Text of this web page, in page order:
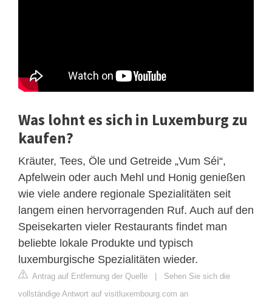
Was lohnt es sich in Luxemburg zu
kaufen?
Kräuter, Tees, Öle und Getreide „Vum Séi“,
Apfelwein oder auch Mehl und Honig genießen
wie viele andere regionale Spezialitäten seit
langem einen hervorragenden Ruf. Auch auf den
Speisekarten vieler Restaurants findet man
beliebte lokale Produkte und typisch
luxemburgische Spezialitäten wieder.
Antrag auf Entfernung der Quelle | Sehen Sie sich die
vollständige Antwort auf visitluxembourg.com an